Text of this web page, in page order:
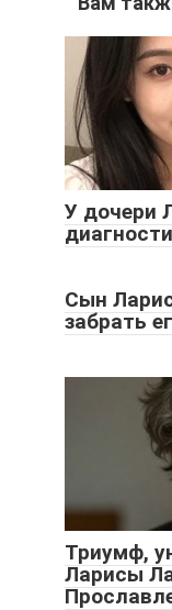
У дочери
Сын
забрать
Триумф,
Ларисы